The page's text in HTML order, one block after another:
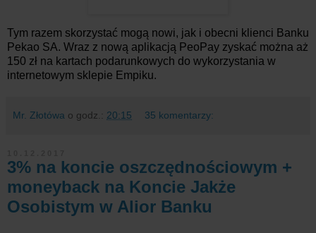
Tym razem skorzystać mogą nowi, jak i obecni klienci Banku
Pekao SA. Wraz z nową aplikacją PeoPay zyskać można aż
150 zł na kartach podarunkowych do wykorzystania w
internetowym sklepie Empiku.
Mr. Złotówa o godz.: 20:15 35 komentarzy:
3% na koncie oszczędnościowym +
moneyback na Koncie Jakże
Osobistym w Alior Banku